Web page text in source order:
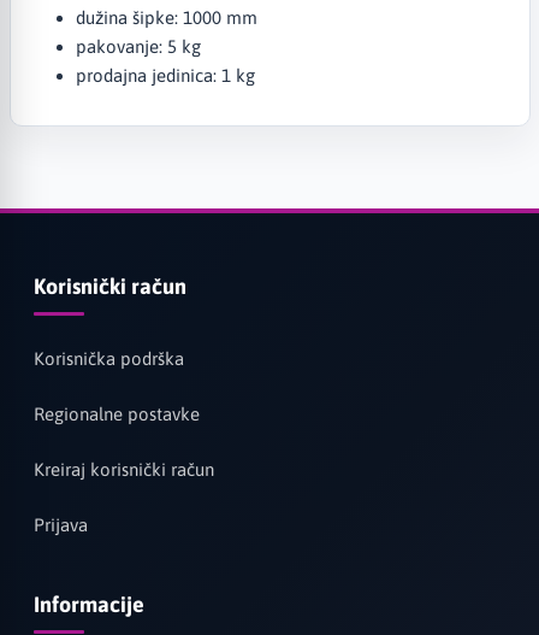
dužina šipke: 1000 mm
pakovanje: 5 kg
prodajna jedinica: 1 kg
Korisnički račun
Korisnička podrška
Regionalne postavke
Kreiraj korisnički račun
Prijava
Informacije